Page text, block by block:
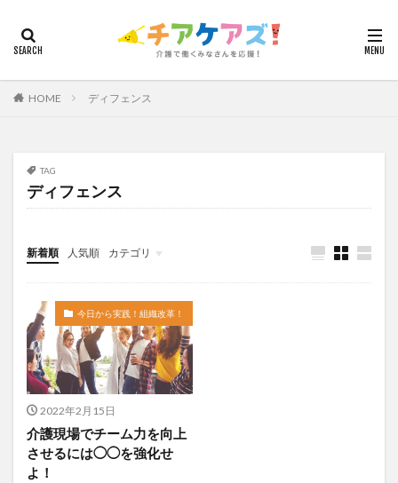
HOME ディフェンス
TAG
ディフェンス
新着順 人気順 カテゴリ
今日から実践！組織改革！
介護ICT情報
お知らせ
ケアズ・コネクト
今日から実践！組織改革！
2022年2月15日
介護現場でチーム力を向上
させるには◯◯を強化せ
よ！
タグ
安藤俊介
常勤換算
心の知能指数
感情労働
感染症対策
手荒れ
手順書 採用
国立大学法人東北大学
介護ロボット
介護事業所
介護人材政策研究会
介護手荒れ
介護施設
介護福祉士国家試験